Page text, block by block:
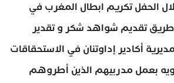
الحفل تكريم ابطال المغرب في
تقديم شواهد شكر و تقدير
أكادير إداوتنان في الاستحقاقات
بعمل مدربيهم الذين أطروهم